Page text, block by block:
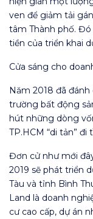
ven để giảm tải
tâm Thành phố.
tiền của triển khai
Cửa sáng cho
Năm 2018 đã
trường bất động
hút những dòng
TP.HCM “di tản”
Đơn cử như mới
2019 sẽ phát triển
Tàu và tỉnh Bình
Land là doanh
cư cao cấp, dự án